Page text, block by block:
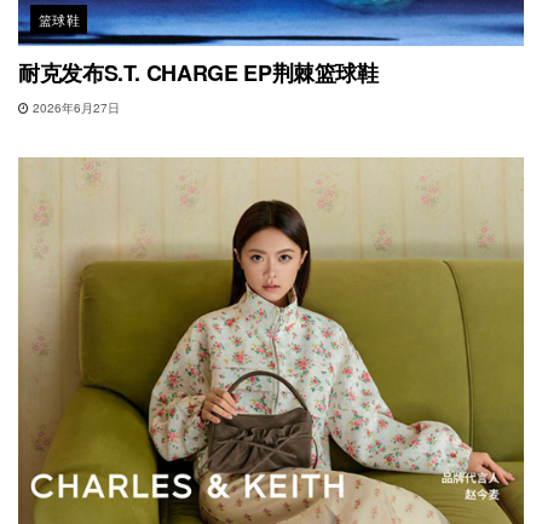
篮球鞋
耐克发布S.T. CHARGE EP荆棘篮球鞋
2026年6月27日